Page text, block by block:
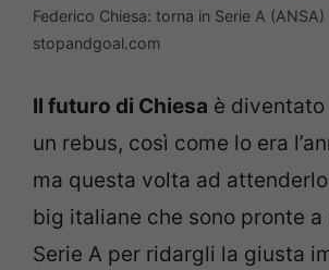
Federico Chiesa: torna in Serie A (ANSA)
stopandgoal.com
Il futuro di Chiesa è
un rebus, così come lo era
ma questa volta ad
big italiane che sono pronte
Serie A per ridargli la giusta